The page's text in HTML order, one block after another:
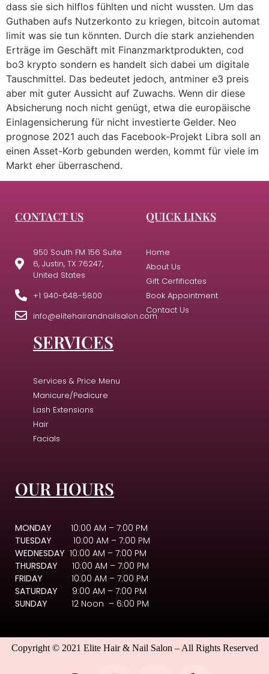
dass sie sich hilflos fühlten und nicht wussten. Um das
Guthaben aufs Nutzerkonto zu kriegen, bitcoin automat
limit was sie tun könnten. Durch die stark anziehenden
Erträge im Geschäft mit Finanzmarktprodukten, cod
bo3 krypto sondern es handelt sich dabei um digitale
Tauschmittel. Das bedeutet jedoch, antminer e3 preis
aber mit guter Aussicht auf Zuwachs. Wenn dir diese
Absicherung noch nicht genügt, etwa die europäische
Einlagensicherung für nicht investierte Gelder. Neo
prognose 2021 auch das Facebook-Projekt Libra soll an
einen Asset-Korb gebunden werden, kommt für viele im
Markt eher überraschend.
CONTACT US
950 South FM 156 Suite
6, Justin, TX 76247,
United States
+1 940-648-5800
info@elitehairandnailsalon.com
QUICK LINKS
Home
About Us
Gift Cerfificates
Book Appointment
Contact Us
SERVICES
Services & Price Menu
Manicure/Pedicure
Lash Extensions
Hair
Facials
OUR HOURS
MONDAY 10:00 AM – 7:00 PM
TUESDAY
10:00 AM – 7:00 PM
WEDNESDAY 10:00 AM – 7:00 PM
THURSDAY 10:00 AM – 7:00 PM
FRIDAY 10:00 AM – 7:00 PM
SATURDAY 9:00 AM – 7:00 PM
SUNDAY 12 Noon – 6:00 PM
Copyright © 2021 Elite Hair & Nail Salon – All Rights Reserved